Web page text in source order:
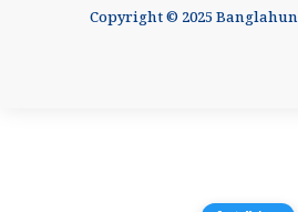
Copyright © 2025